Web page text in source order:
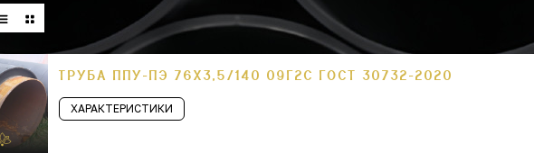
ТРУБА ППУ-ПЭ 76Х3,5/140 09Г2С ГОСТ 30732-2020
ХАРАКТЕРИСТИКИ